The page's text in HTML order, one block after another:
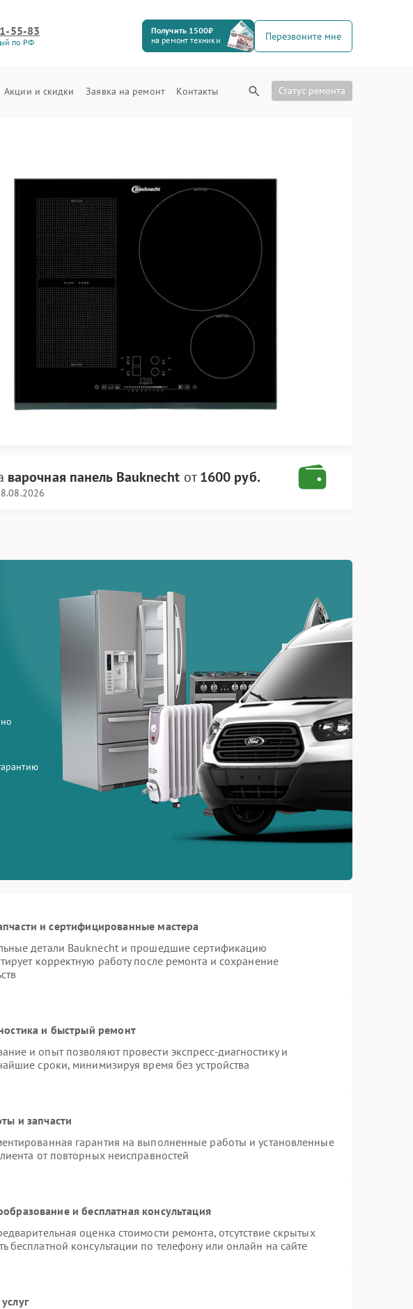
55-83
по РФ
Получить 1500₽
на ремонт техники
Перезвоните мне
Акции и скидки Заявка на ремонт Контакты Статус ремонта
варочная панель Bauknecht от1600 руб.
и сертифицированные мастера
детали Bauknecht и прошедшие сертификацию
корректную работу после ремонта и сохранение
и быстрый ремонт
и опыт позволяют провести экспресс-диагностику и
сроки, минимизируя время без устройства
и запчасти
гарантия на выполненные работы и установленные
от повторных неисправностей
и бесплатная консультация
оценка стоимости ремонта, отсутствие скрытых
бесплатной консультации по телефону или онлайн на сайте